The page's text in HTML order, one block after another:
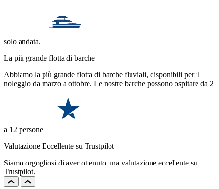
solo andata.
La più grande flotta di barche
Abbiamo la più grande flotta di barche fluviali, disponibili per il
noleggio da marzo a ottobre. Le nostre barche possono ospitare da 2
a 12 persone.
Valutazione Eccellente su Trustpilot
Siamo orgogliosi di aver ottenuto una valutazione eccellente su
Trustpilot.